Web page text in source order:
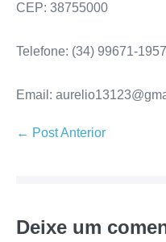
CEP: 38755000
Telefone: (34) 99671-1957
Email:
← Post Anterior
Deixe um